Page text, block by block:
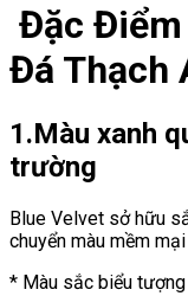
Đặc Điểm
Đá Thạch
1.Màu xanh
trường
Blue Velvet sở hữu
chuyển màu mềm
* Màu sắc biểu